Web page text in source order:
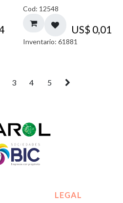
Cod: 12548
US$ 0,01
Inventario: 61881
3 4 5
LEGAL